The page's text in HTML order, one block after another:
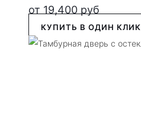
от 19,400 руб
КУПИТЬ В ОДИН КЛИК